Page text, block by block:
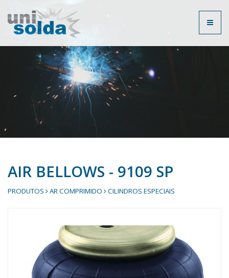
Toggle
AIR BELLOWS - 9109 SP
PRODUTOS AR COMPRIMIDO CILINDROS ESPECIAIS